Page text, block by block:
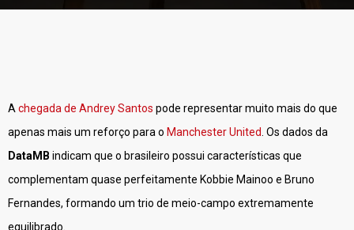
A chegada de Andrey Santos pode representar muito mais do que
apenas mais um reforço para o Manchester United . Os dados da
DataMB indicam que o brasileiro possui características que
complementam quase perfeitamente Kobbie Mainoo e Bruno
Fernandes, formando um trio de meio-campo extremamente
equilibrado.